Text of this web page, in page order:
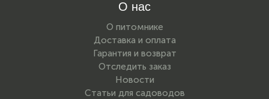
О нас
О питомнике
Доставка и оплата
Гарантия и возврат
Отследить заказ
Новости
Статьи для садоводов